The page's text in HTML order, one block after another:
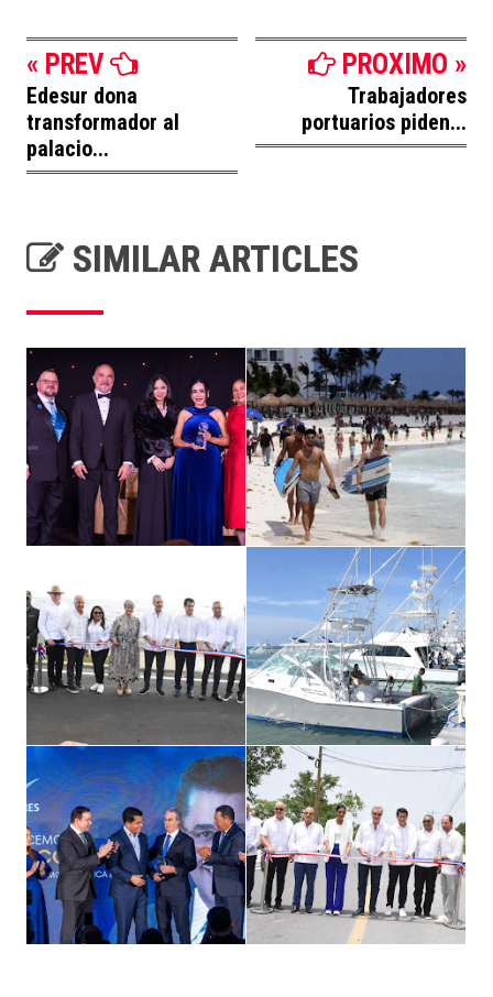
« PREV
Edesur dona
transformador al
palacio...
PROXIMO »
Trabajadores
portuarios piden...
SIMILAR ARTICLES